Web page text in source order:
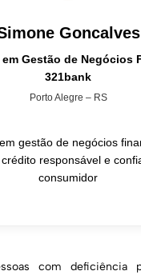
Goncalves
Gestão de Negócios
321bank
Porto Alegre – RS
gestão de negócios
responsável e
consumidor
com deficiência